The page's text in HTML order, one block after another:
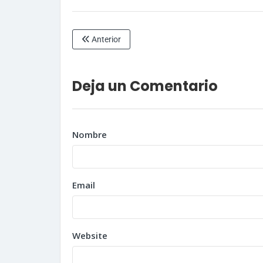
Anterior
Deja un Comentario
Nombre
Email
Website